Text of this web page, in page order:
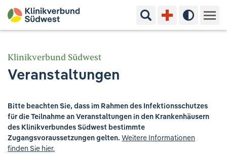
Suchbegriff eingeben
Hoher
Ihr Aufenthalt
Ausbildung & Studium
Jobs & Karriere
Klinikverbund Südwest
Veranstaltungen
Bitte beachten Sie, dass im Rahmen des Infektionsschutzes
für die Teilnahme an Veranstaltungen in den Krankenhäusern
des Klinikverbundes Südwest bestimmte
Zugangsvoraussetzungen gelten. Weitere Informationen
finden Sie hier.